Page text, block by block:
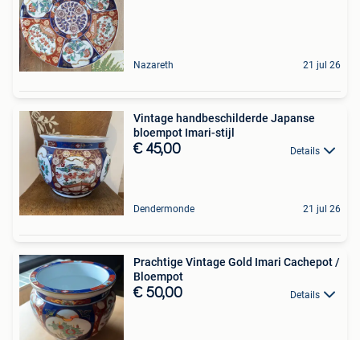
Nazareth 21 jul 26
Vintage handbeschilderde Japanse
bloempot Imari-stijl
€ 45,00 Details
Dendermonde 21 jul 26
Prachtige Vintage Gold Imari Cachepot /
Bloempot
€ 50,00 Details